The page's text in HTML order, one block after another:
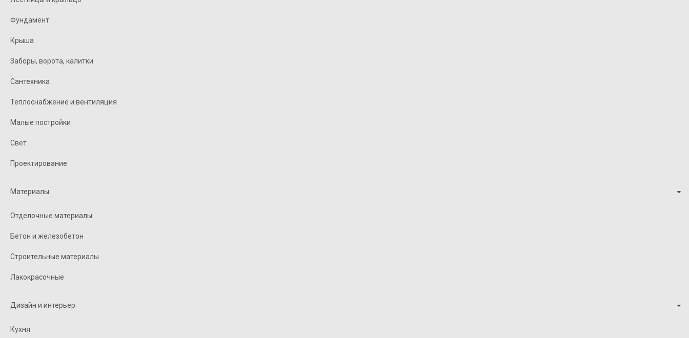
Фундамент
Крыша
Заборы, ворота, калитки
Сантехника
Теплоснабжение и вентиляция
Малые постройки
Свет
Проектирование
Материалы
Отделочные материалы
Бетон и железобетон
Строительные материалы
Лакокрасочные
Дизайн и интерьер
Кухня